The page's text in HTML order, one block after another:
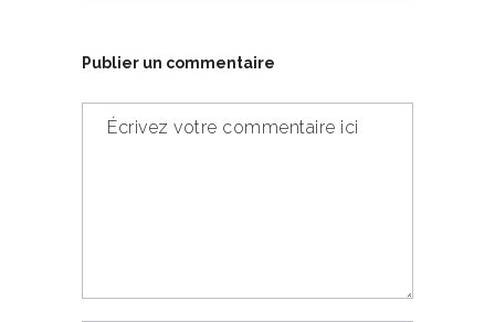
Publier un commentaire